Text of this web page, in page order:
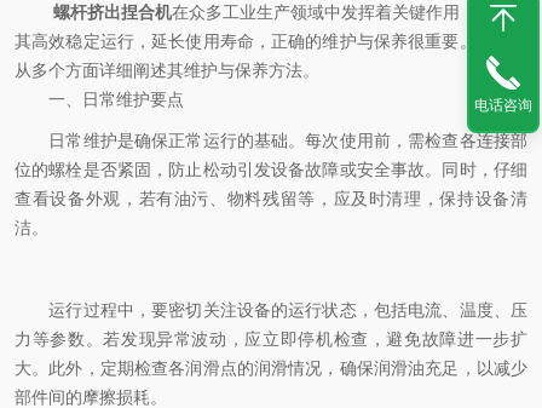
螺杆挤出捏合机在众多工业生产领域中发挥着关键作用，为保证
其高效稳定运行，延长使用寿命，正确的维护与保养很重要。以下将
从多个方面详细阐述其维护与保养方法。
一、日常维护要点
日常维护是确保正常运行的基础。每次使用前，需检查各连接部
位的螺栓是否紧固，防止松动引发设备故障或安全事故。同时，仔细
查看设备外观，若有油污、物料残留等，应及时清理，保持设备清
洁。
运行过程中，要密切关注设备的运行状态，包括电流、温度、压
力等参数。若发现异常波动，应立即停机检查，避免故障进一步扩
大。此外，定期检查各润滑点的润滑情况，确保润滑油充足，以减少
部件间的摩擦损耗。
电话咨询